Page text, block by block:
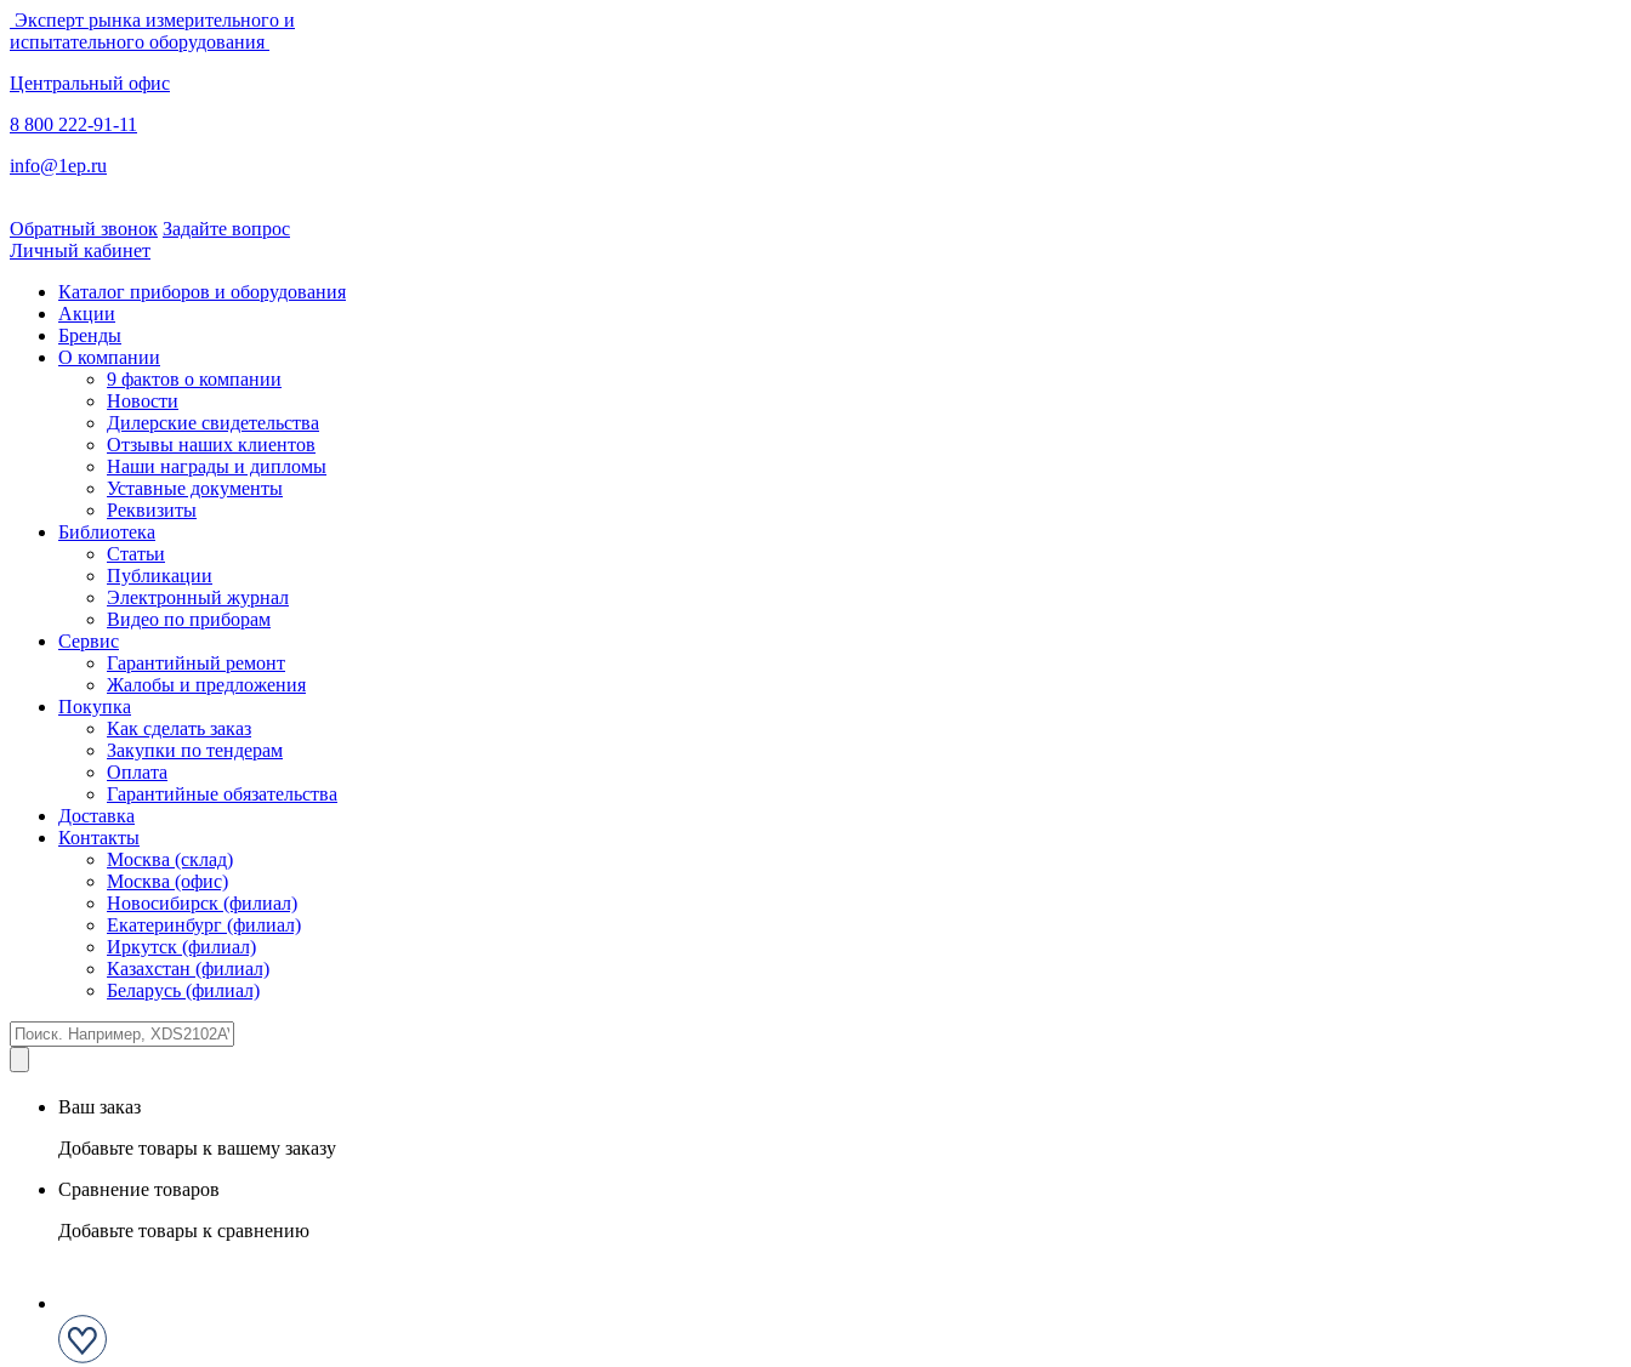
Эксперт рынка измерительного и
испытательного оборудования
Центральный офис
8 800 222-91-11
info@1ep.ru
Обратный звонок Задайте вопрос
Личный кабинет
Каталог приборов и оборудования
Акции
Бренды
О компании
9 фактов о компании
Новости
Дилерские свидетельства
Отзывы наших клиентов
Наши награды и дипломы
Уставные документы
Реквизиты
Библиотека
Статьи
Публикации
Электронный журнал
Видео по приборам
Сервис
Гарантийный ремонт
Жалобы и предложения
Покупка
Как сделать заказ
Закупки по тендерам
Оплата
Гарантийные обязательства
Доставка
Контакты
Москва (склад)
Москва (офис)
Новосибирск (филиал)
Екатеринбург (филиал)
Иркутск (филиал)
Казахстан (филиал)
Беларусь (филиал)
Ваш заказ
Добавьте товары к вашему заказу
Сравнение товаров
Добавьте товары к сравнению